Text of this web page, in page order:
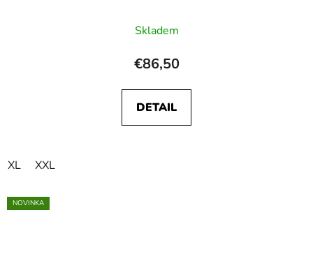
Skladem
€86,50
DETAIL
XL XXL
NOVINKA